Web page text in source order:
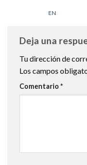
EN
Deja una
Tu dirección de
Los campos
Comentario *